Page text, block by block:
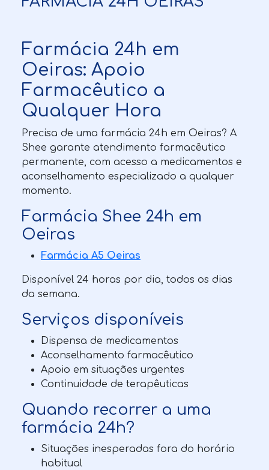
Farmácia 24h em
Oeiras: Apoio
Farmacêutico a
Qualquer Hora
Precisa de uma farmácia 24h em Oeiras? A
Shee garante atendimento farmacêutico
permanente, com acesso a medicamentos e
aconselhamento especializado a qualquer
momento.
Farmácia Shee 24h em
Oeiras
Farmácia A5 Oeiras
Disponível 24 horas por dia, todos os dias
da semana.
Serviços disponíveis
Dispensa de medicamentos
Aconselhamento farmacêutico
Apoio em situações urgentes
Continuidade de terapêuticas
Quando recorrer a uma
farmácia 24h?
Situações inesperadas fora do horário
habitual